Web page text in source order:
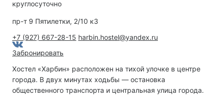
круглосуточно
пр-т 9 Пятилетки, 2/10 к3
+7 (927) 667-28-15 harbin.hostel@yandex.ru
Забронировать
Хостел «Харбин» расположен на тихой улочке в центре
города. В двух минутах ходьбы — остановка
общественного транспорта и центральная улица города.